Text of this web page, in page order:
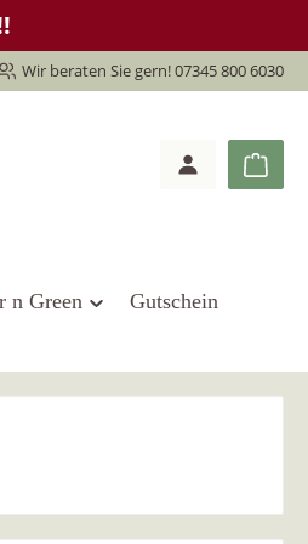
Wir beraten Sie gern! 07345 800 6030
n Green
Gutschein